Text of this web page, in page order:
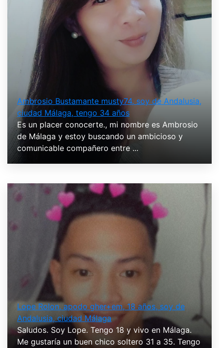
Ambrosio Bustamante musty74, soy de Andalusia,
ciudad Málaga, tengo 34 años
Es un placer conocerte., mi nombre es Ambrosio
de Málaga y estoy buscando un ambicioso y
comunicable compañero entre ...
Lope Rolon, apodo gher+em, 18 años, soy de
Andalusia, ciudad Málaga
Saludos. Soy Lope. Tengo 18 y vivo en Málaga.
Me gustaría un buen chico soltero 31 a 35. Tengo